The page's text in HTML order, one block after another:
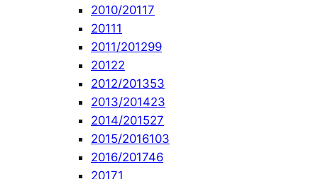
2010/20117
20111
2011/201299
20122
2012/201353
2013/201423
2014/201527
2015/2016103
2016/201746
20171